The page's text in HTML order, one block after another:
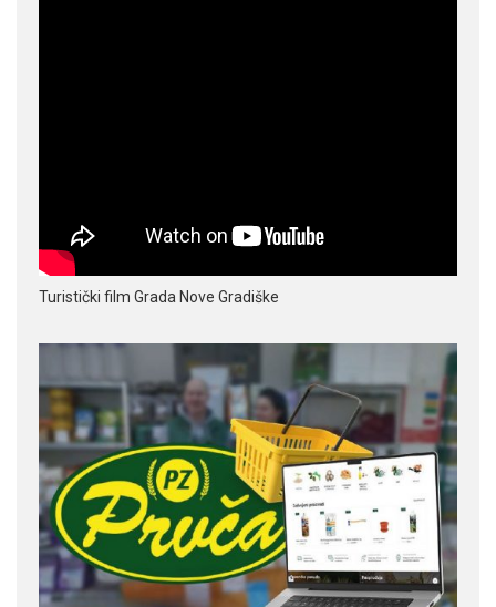
Turistički film Grada Nove Gradiške